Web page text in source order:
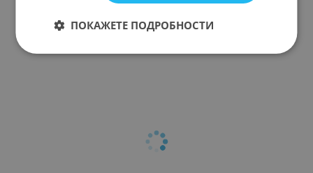
ПОКАЖЕТЕ ПОДРОБНОСТИ